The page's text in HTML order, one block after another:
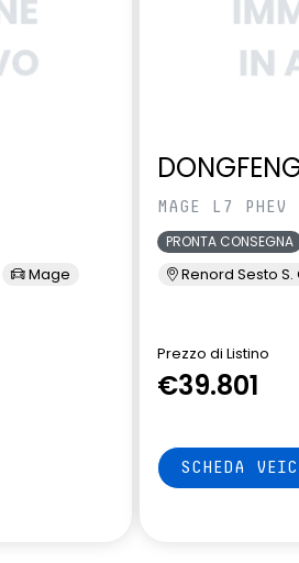
Mage
MAGE L7 PHEV
PRONTA CONSEGNA
Renord Sesto S.
Prezzo di Listino
€39.801
SCHEDA